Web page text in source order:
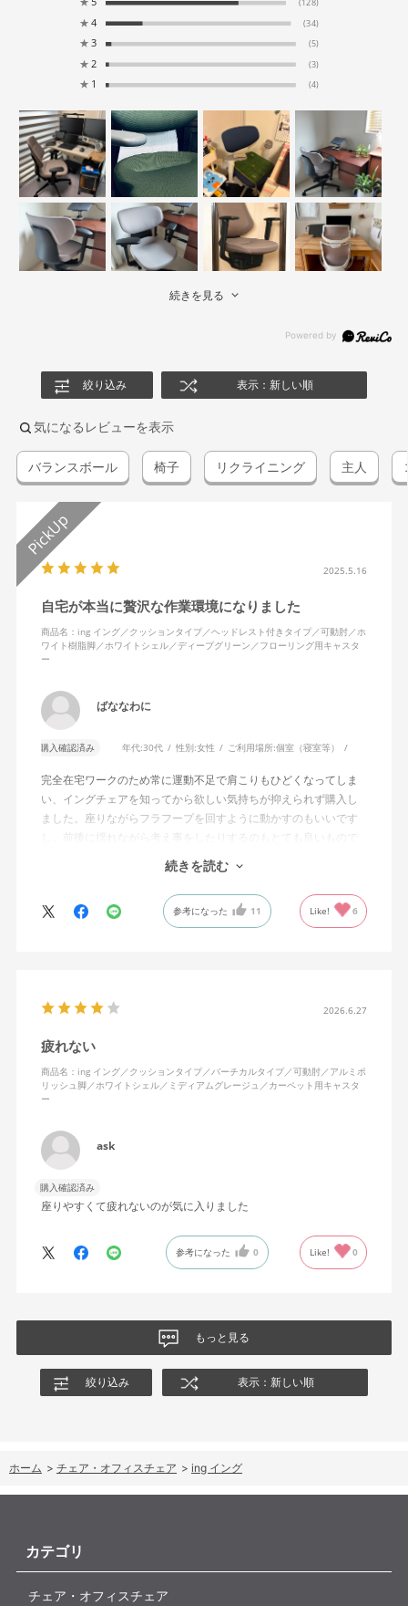
(128)
★ 4 (34)
★ 3 (5)
★ 2 (3)
★ 1 (4)
続きを見る
絞り込み 表示：新しい順
気になるレビューを表示
バランスボール 椅子 リクライニング 主人
2025.5.16
自宅が本当に贅沢な作業環境になりました
商品名：ing イング／クッションタイプ／ヘッドレスト付きタイプ／可動肘／ホ
ワイト樹脂脚／ホワイトシェル／ディープグリーン／フローリング用キャスタ
ー
ばななわに
購入確認済み 年代:30代 性別:女性 ご利用場所:個室（寝室等）
完全在宅ワークのため常に運動不足で肩こりもひどくなってしま
い、イングチェアを知ってから欲しい気持ちが抑えられず購入し
ました。座りながらフラフープを回すように動かすのもいいです
し、前後に揺れながら考え事をしたりするのもとても良いもので
す。カチャカチャ音が鳴るわけではないのですが、オフィスで揺
れてばっかだと怒られそうですが、自宅なら何も気にせずに使え
特に前後に揺らす時にヘッドレストありで購入して良かったと思
えます。揺れを止める機能もちゃんとあります。
続きを読む
参考になった 11 Like! 6
2026.6.27
疲れない
商品名：ing イング／クッションタイプ／バーチカルタイプ／可動肘／アルミポ
リッシュ脚／ホワイトシェル／ミディアムグレージュ／カーペット用キャスタ
ー
ask
購入確認済み
座りやすくて疲れないのが気に入りました
参考になった 0 Like! 0
もっと見る
絞り込み 表示：新しい順
ホーム > チェア・オフィスチェア > ing イング
カテゴリ
チェア・オフィスチェア